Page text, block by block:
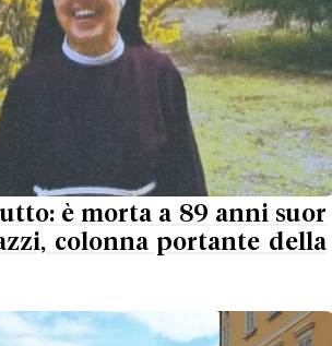
è morta a 89 anni suor
colonna portante della